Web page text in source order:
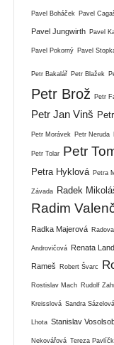
Pavel Boháček Pavel
Pavel Jungwirth Pavel
Pavel Pokorný Pavel
Petr Bakalář Petr Blažek
Petr Brož Petr
Petr Jan Vinš
Petr Morávek Petr Neruda
Petr Tolar Petr
Petra Hyklová Petra
Závada Radek
Radim
Radka Majerová
Androvičová Renata
Rameš Robert Švarc
Rostislav Mach Rudolf
Kreisslová Sandra Sázelová
Lhota Stanislav
Nekovářová Tereza